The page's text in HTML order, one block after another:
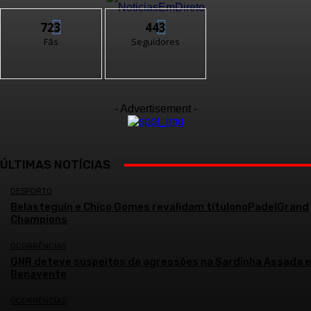
723
Fãs
443
Seguidores
- Advertisement -
ÚLTIMAS NOTÍCIAS
DESPORTO
Belasteguín e Chico Gomes revalidam títulonoPadelGrand
Champions